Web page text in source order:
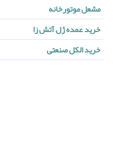
مشعل موتورخانه
خرید عمده ژل آتش زا
خرید الکل صنعتی